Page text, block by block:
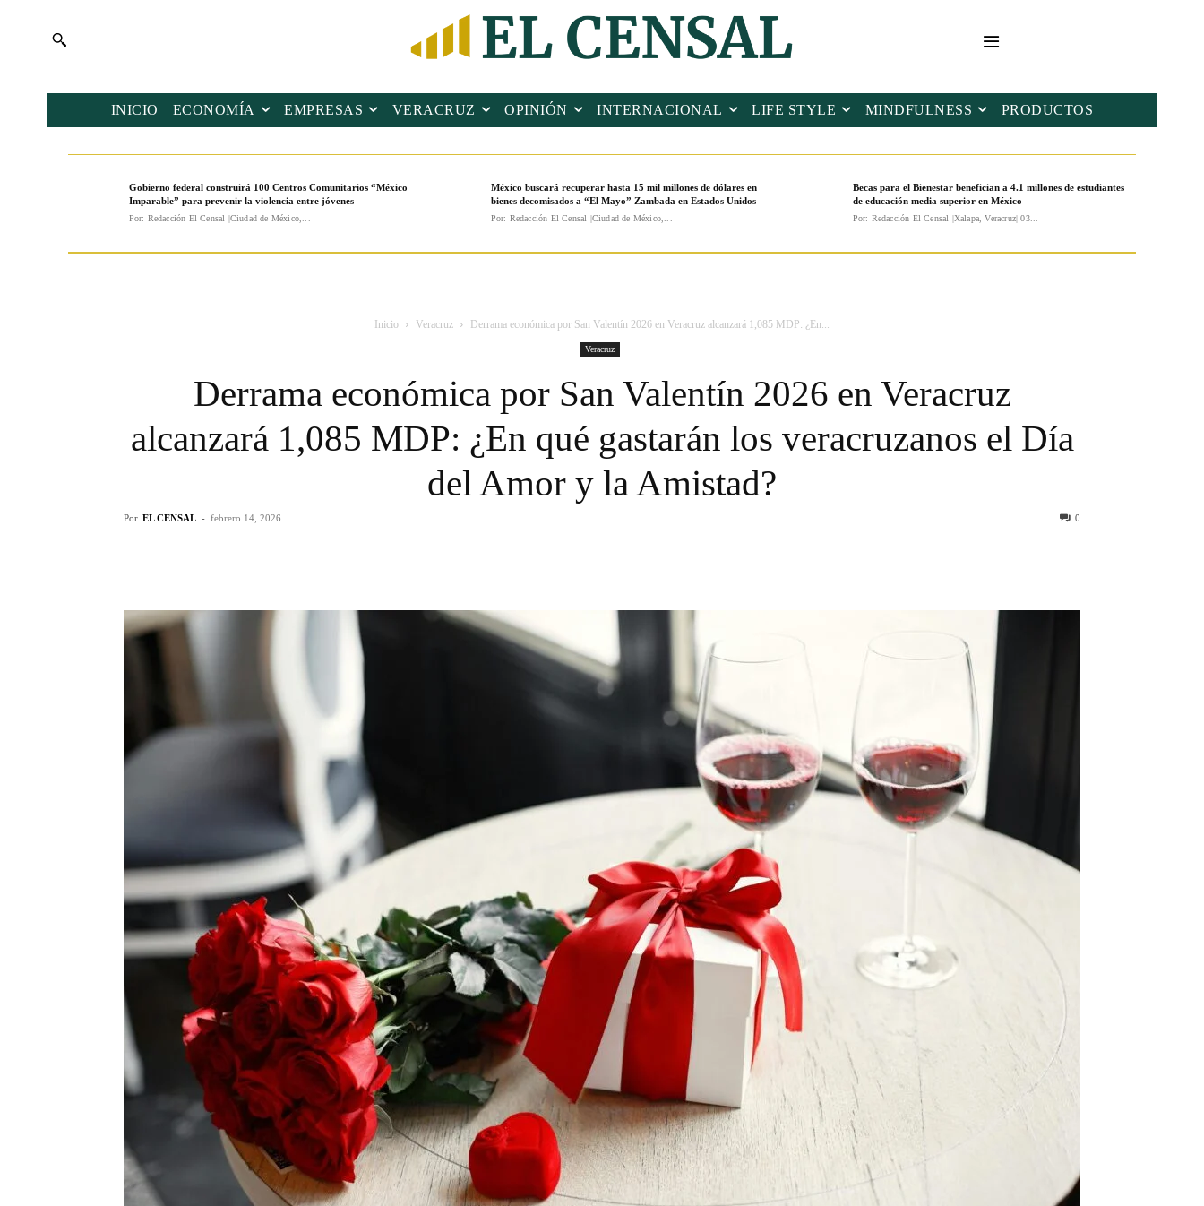
INICIO ECONOMÍA EMPRESAS VERACRUZ OPINIÓN INTERNACIONAL LIFE STYLE MINDFULNESS PRODUCTOS
Gobierno federal construirá 100 Centros Comunitarios “México
Imparable” para prevenir la violencia entre jóvenes
Por: Redacción El Censal |Ciudad de México,...
México buscará recuperar hasta 15 mil millones de dólares en
bienes decomisados a “El Mayo” Zambada en Estados Unidos
Por: Redacción El Censal |Ciudad de México,...
Becas para el Bienestar benefician a 4.1 millones de estudiantes
de educación media superior en México
Por: Redacción El Censal |Xalapa, Veracruz| 03...
Inicio Veracruz Derrama económica por San Valentín 2026 en Veracruz alcanzará 1,085 MDP: ¿En...
Veracruz
Derrama económica por San Valentín 2026 en Veracruz
alcanzará 1,085 MDP: ¿En qué gastarán los veracruzanos el Día
del Amor y la Amistad?
Por EL CENSAL - febrero 14, 2026 0